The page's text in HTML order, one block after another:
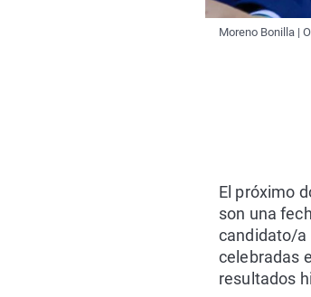
Moreno Bonilla |
El próximo
son una
candidato/a
celebradas
resultados